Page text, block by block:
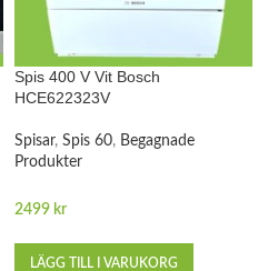
Spis 400 V Vit Bosch
HCE622323V
Spisar, Spis 60, Begagnade
Produkter
2499 kr
LÄGG TILL I VARUKORG